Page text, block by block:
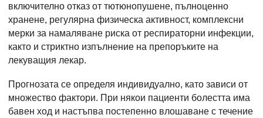
включително отказ от тютюнопушене, пълноценно
хранене, регулярна физическа активност, комплексни
мерки за намаляване риска от респираторни инфекции,
както и стриктно изпълнение на препоръките на
лекуващия лекар.
Прогнозата се определя индивидуално, като зависи от
множество фактори. При някои пациенти болестта има
бавен ход и настъпва постепенно влошаване с течение